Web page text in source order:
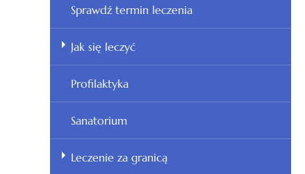
Sprawdź termin leczenia
Jak się leczyć
Profilaktyka
Sanatorium
Leczenie za granicą